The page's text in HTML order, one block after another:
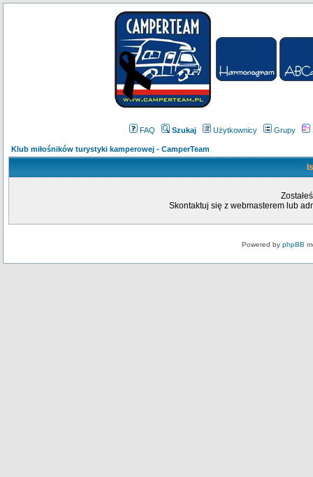
FAQ Szukaj Użytkownicy Grupy
Klub miłośników turystyki kamperowej - CamperTeam
Skontaktuj się z webmasterem lub
Powered by phpBB